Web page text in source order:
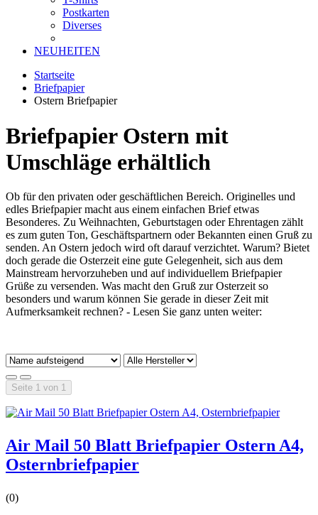
Postkarten
Diverses
NEUHEITEN
Startseite
Briefpapier
Ostern Briefpapier
Briefpapier Ostern mit
Umschläge erhältlich
Ob für den privaten oder geschäftlichen Bereich. Originelles und
edles Briefpapier macht aus einem einfachen Brief etwas
Besonderes. Zu Weihnachten, Geburtstagen oder Ehrentagen zählt
es zum guten Ton, Geschäftspartnern oder Bekannten einen Gruß zu
senden. An Ostern jedoch wird oft darauf verzichtet. Warum? Bietet
doch gerade die Osterzeit eine gute Gelegenheit, sich aus dem
Mainstream hervorzuheben und auf individuellem Briefpapier
Grüße zu versenden. Was macht den Gruß zur Osterzeit so
besonders und warum können Sie gerade in dieser Zeit mit
Aufmerksamkeit rechnen? - Lesen Sie ganz unten weiter:
Seite 1 von 1
Air Mail 50 Blatt Briefpapier Ostern A4,
Osternbriefpapier
(0)